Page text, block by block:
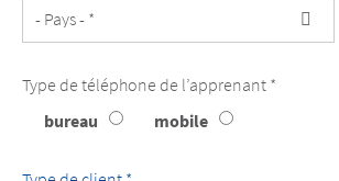
Type de téléphone de l’apprenant *
Type
de
bureau mobile